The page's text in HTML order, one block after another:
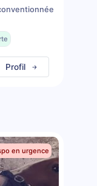
Profil
en urgence